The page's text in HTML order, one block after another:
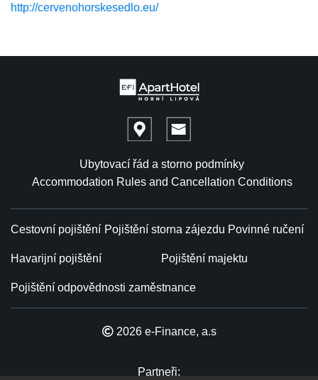
http://cervenohorskesedlo.eu/
Ubytovací řád a storno podmínky
Accommodation Rules and Cancellation Conditions
Cestovní pojištění Pojištění storna zájezdu Povinné ručení
Havarijní pojištění Pojištění majektu
Pojištění odpovědnosti zaměstnance
2026 e-Finance, a.s
Partneři: